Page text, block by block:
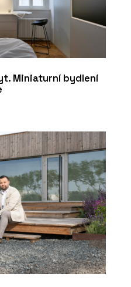
Miniaturní bydlení